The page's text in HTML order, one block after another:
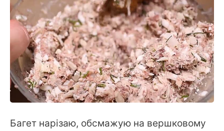
Багет нарізаю, обсмажую на вершковому